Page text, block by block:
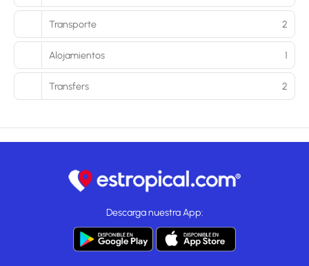
Transporte 2
Alojamientos 1
Transfers 2
Descarga nuestra App: